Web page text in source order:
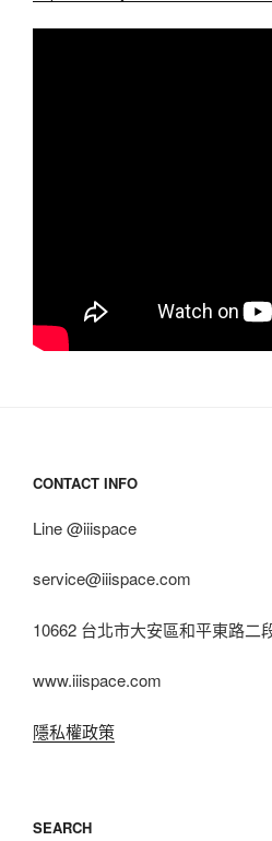
CONTACT INFO
Line @iiispace
service@iiispace.com
10662 台北市大安區和平東路二
www.iiispace.com
隱私權政策
SEARCH